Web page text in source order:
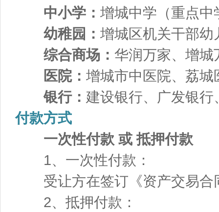
中小学： 增城中学（重点
幼稚园： 增城区机关干部
综合商场： 华润万家、增城
医院： 增城市中医院、荔
银行： 建设银行、广发银
付款方式
一次性付款 或 抵押付款
1、一次性付款：
受让方在签订《资产交易合
2、抵押付款：